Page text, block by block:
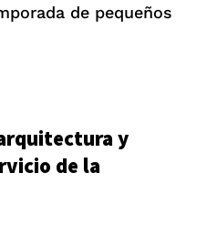
de pequeños
y
de la